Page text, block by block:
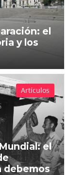
el
y los
el
debemos
Artículos